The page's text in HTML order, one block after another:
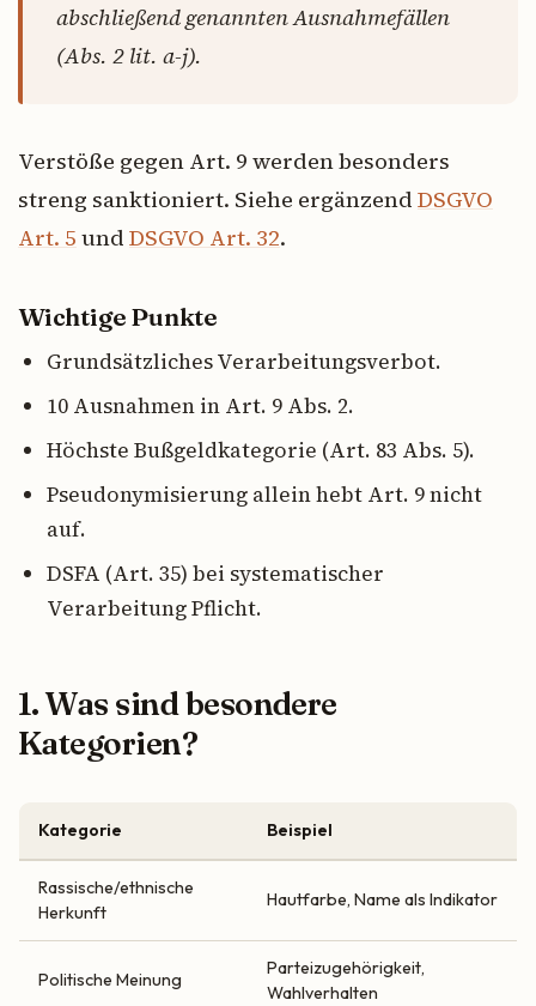
abschließend genannten Ausnahmefällen
(Abs. 2 lit. a-j).
Verstöße gegen Art. 9 werden besonders
streng sanktioniert. Siehe ergänzend DSGVO
Art. 5 und DSGVO Art. 32.
Wichtige Punkte
Grundsätzliches Verarbeitungsverbot.
10 Ausnahmen in Art. 9 Abs. 2.
Höchste Bußgeldkategorie (Art. 83 Abs. 5).
Pseudonymisierung allein hebt Art. 9 nicht
auf.
DSFA (Art. 35) bei systematischer
Verarbeitung Pflicht.
1. Was sind besondere
Kategorien?
Kategorie Beispiel
Rassische/ethnische
Herkunft
Hautfarbe, Name als Indikator
Politische Meinung
Parteizugehörigkeit,
Wahlverhalten